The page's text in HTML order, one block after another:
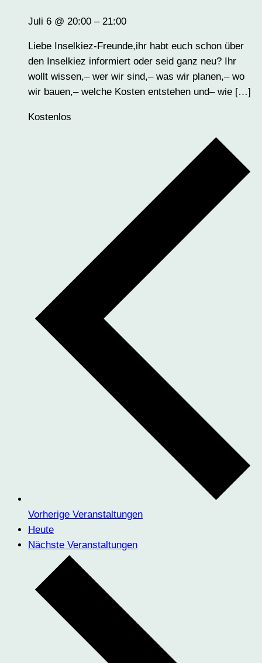
Juli 6 @ 20:00 – 21:00
Liebe Inselkiez-Freunde,ihr habt euch schon über
den Inselkiez informiert oder seid ganz neu? Ihr
wollt wissen,– wer wir sind,– was wir planen,– wo
wir bauen,– welche Kosten entstehen und– wie […]
Kostenlos
Vorherige Veranstaltungen
Heute
Nächste Veranstaltungen